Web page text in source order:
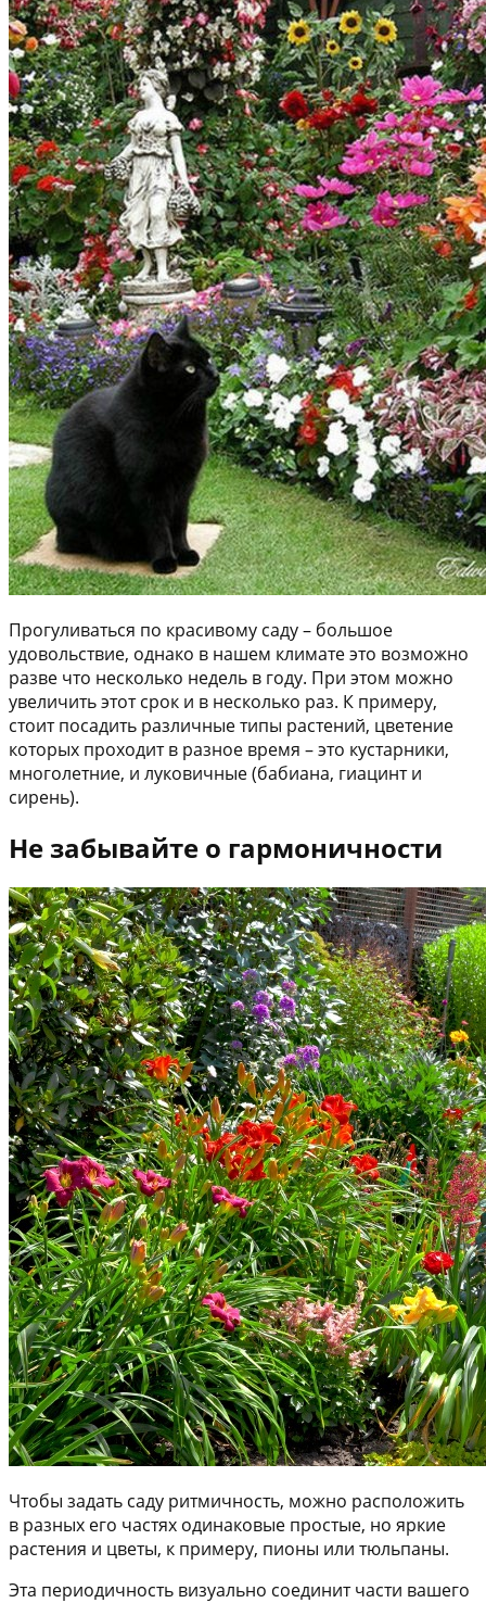
Прогуливаться по красивому саду – большое
удовольствие, однако в нашем климате это возможно
разве что несколько недель в году. При этом можно
увеличить этот срок и в несколько раз. К примеру,
стоит посадить различные типы растений, цветение
которых проходит в разное время – это кустарники,
многолетние, и луковичные (бабиана, гиацинт и
сирень).
Не забывайте о гармоничности
Чтобы задать саду ритмичность, можно расположить
в разных его частях одинаковые простые, но яркие
растения и цветы, к примеру, пионы или тюльпаны.
Эта периодичность визуально соединит части вашего